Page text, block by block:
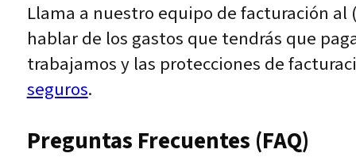
Llama a nuestro equipo de facturación al
hablar de los gastos que tendrás que
trabajamos y las protecciones de
seguros.
Preguntas Frecuentes (FAQ)